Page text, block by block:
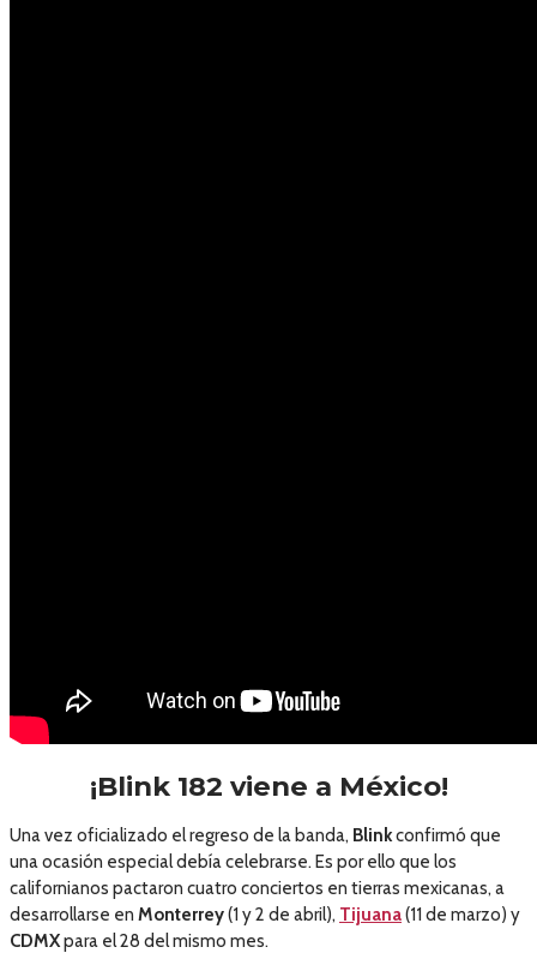
¡Blink 182 viene a México!
Una vez oficializado el regreso de la banda, Blinkconfirmó que
una ocasión especial debía celebrarse. Es por ello que los
californianos pactaron cuatro conciertos en tierras mexicanas, a
desarrollarse en Monterrey(1 y 2 de abril), Tijuana(11 de marzo) y
CDMXpara el 28 del mismo mes.